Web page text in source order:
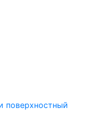
поверхностный